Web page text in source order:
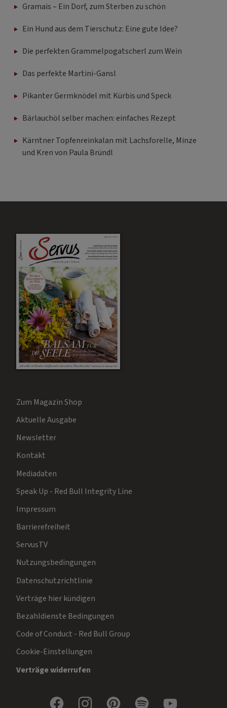
Gramais – Ein Dorf, zum Sterben zu schön
Ein Hund aus dem Tierschutz: Eine gute Idee?
Die perfekten Grammelpogatscherl zum Wein
Das perfekte Martini-Gansl
Pikanter Germknödel mit Kürbis und Speck
Bärlauchöl selber machen: einfaches Rezept
Kärntner Topfenreinkalan mit Lachsforelle, Minze
und Kren von Paula Bründl
Zum Magazin Shop
Aktuelle Ausgabe
Newsletter
Kontakt
Mediadaten
Speak Up - Red Bull Integrity Line
Impressum
Barrierefreiheit
ServusTV
Nutzungsbedingungen
Datenschutzrichtlinie
Verträge hier kündigen
Bezahldienste Bedingungen
Code of Conduct - Red Bull Group
Cookie-Einstellungen
Verträge widerrufen